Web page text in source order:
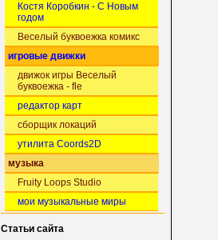
Костя Коробкин - С Новым
годом
Веселый буквоежка комикс
игровые движки
движок игры Веселый
буквоежка - fle
редактор карт
сборщик локаций
утилита Coords2D
музыка
Fruity Loops Studio
мои музыкальные миры
Статьи сайта